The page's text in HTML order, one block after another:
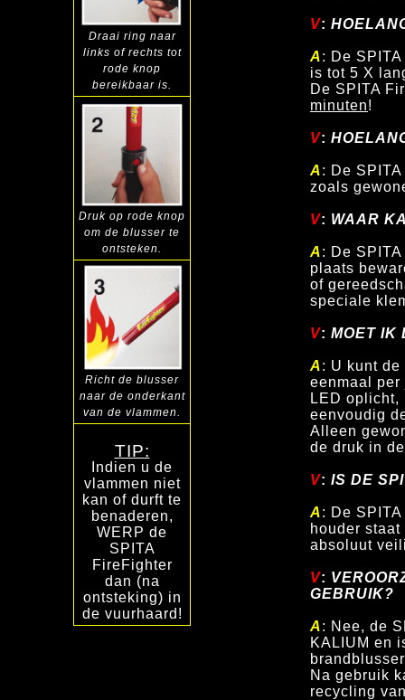
Draai ring naar
links of rechts tot
rode knop
bereikbaar is.
Druk op rode knop
om de blusser te
ontsteken.
Richt de blusser
naar de onderkant
van de vlammen.
TIP:
Indien u de
vlammen niet
kan of durft te
benaderen,
WERP de
SPITA
FireFighter
dan (na
ontsteking) in
de vuurhaard!
V:
A: De
is tot 5 X
De SPITA
minuten!
V:
A: De
zoals
V: WAAR
A: De
plaats
of
speciale
V: MOET IK
A: U kunt
eenmaal
LED
eenvoudig
Alleen
de druk in
V: IS DE
A: De
houder
absoluut
V:
GEBRUIK?
A: Nee, de
KALIUM en
Na gebruik
recycling